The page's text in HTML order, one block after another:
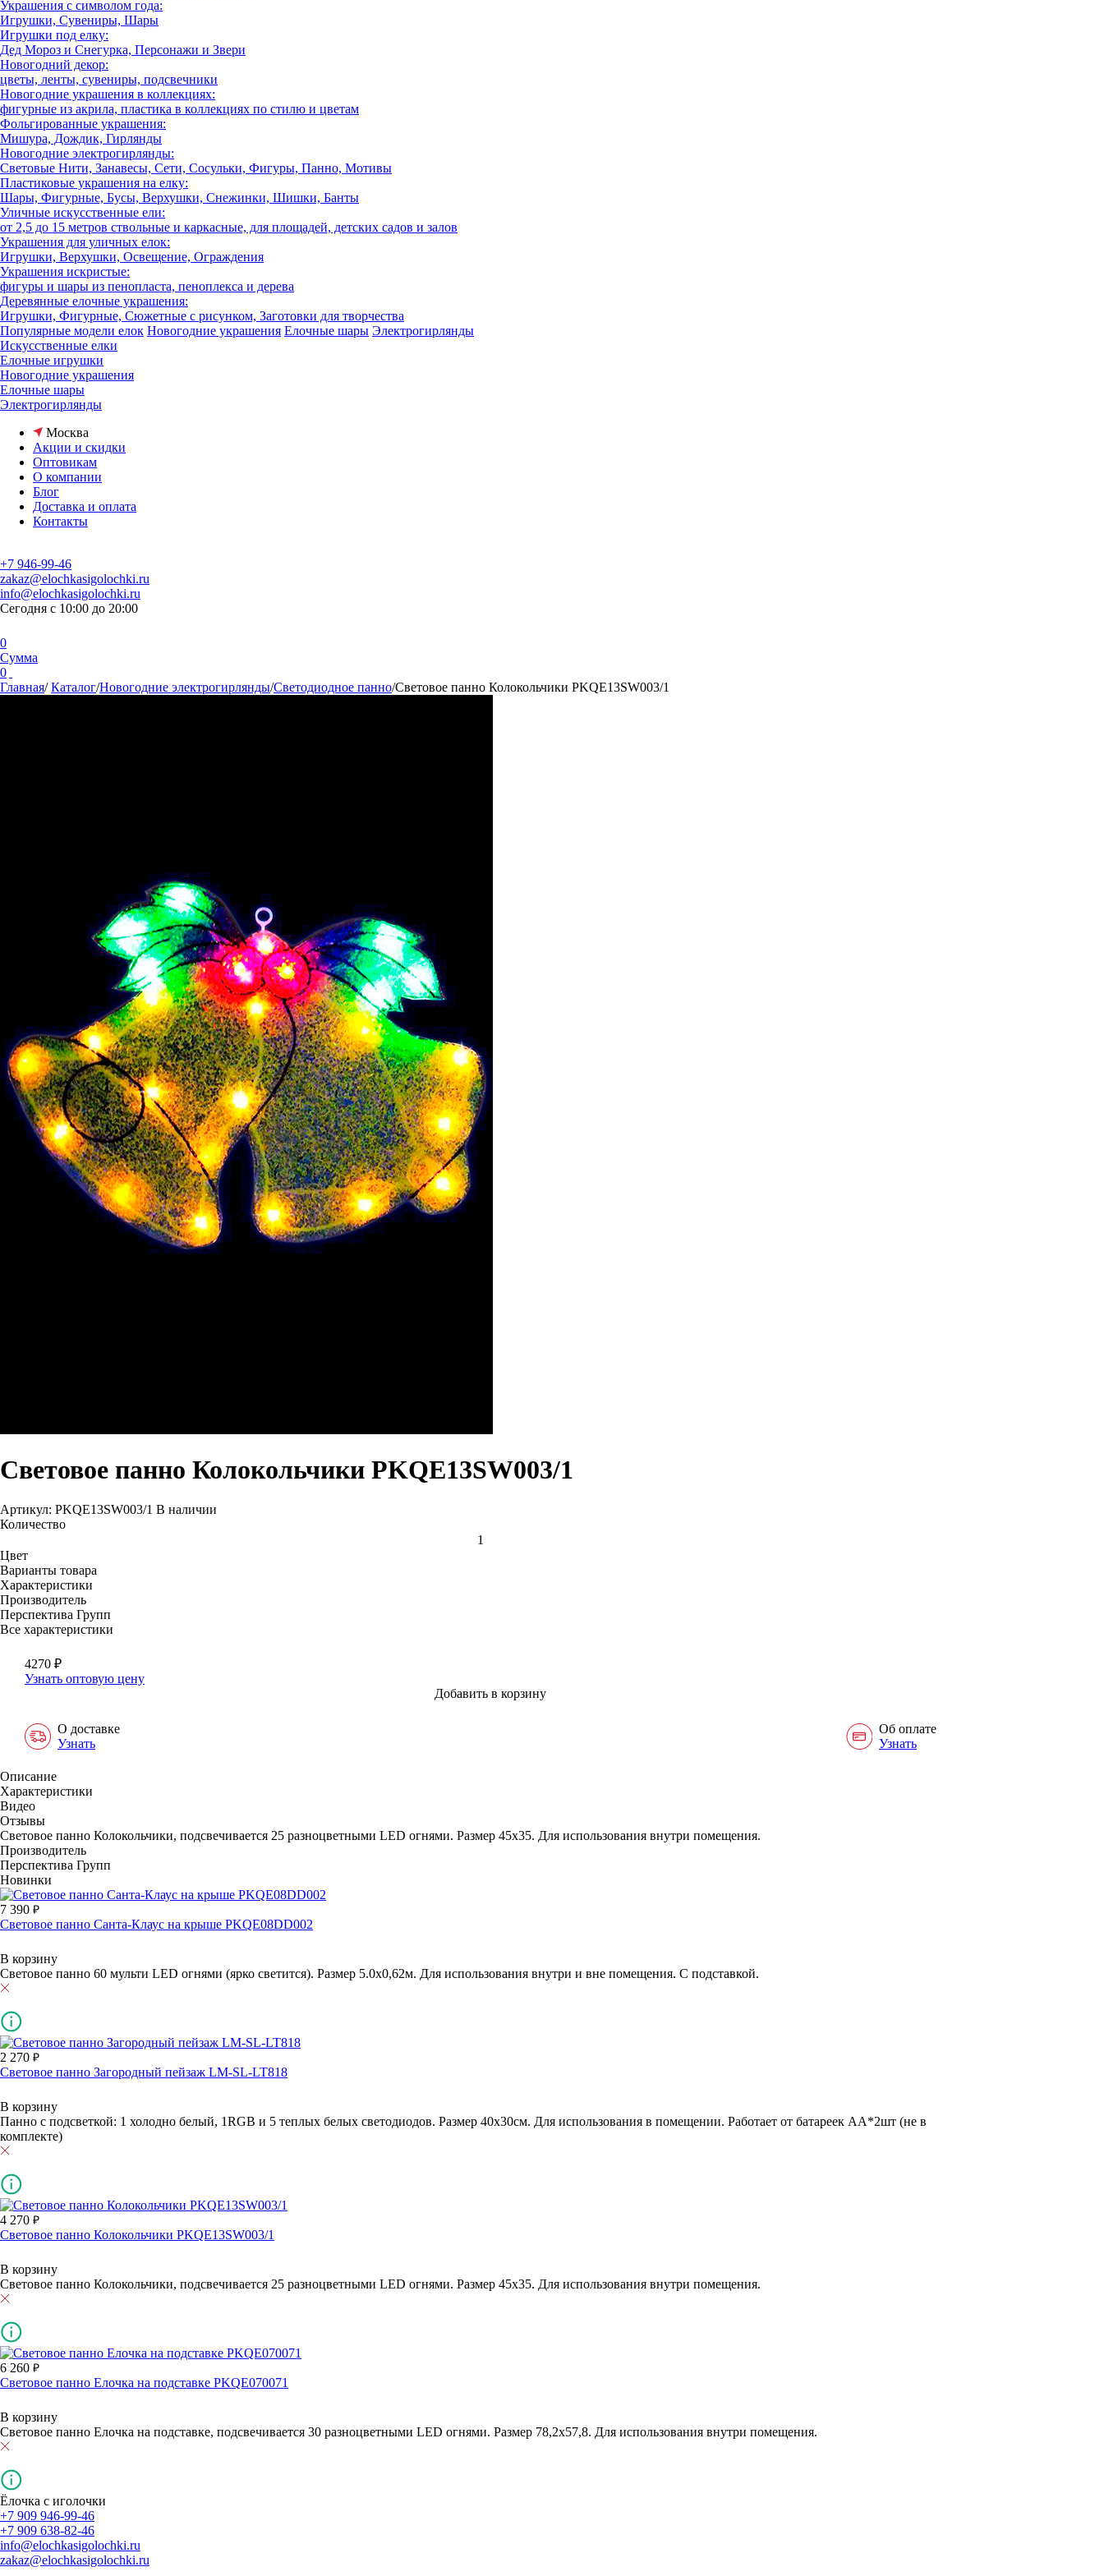
Украшения с символом года:
Игрушки, Сувениры, Шары
Игрушки под елку:
Дед Мороз и Снегурка, Персонажи и Звери
Новогодний декор:
цветы, ленты, сувениры, подсвечники
Новогодние украшения в коллекциях:
фигурные из акрила, пластика в коллекциях по стилю и цветам
Фольгированные украшения:
Мишура, Дождик, Гирлянды
Новогодние электрогирлянды:
Световые Нити, Занавесы, Сети, Сосульки, Фигуры, Панно, Мотивы
Пластиковые украшения на елку:
Шары, Фигурные, Бусы, Верхушки, Снежинки, Шишки, Банты
Уличные искусственные ели:
от 2,5 до 15 метров ствольные и каркасные, для площадей, детских садов и залов
Украшения для уличных елок:
Игрушки, Верхушки, Освещение, Ограждения
Украшения искристые:
фигуры и шары из пенопласта, пеноплекса и дерева
Деревянные елочные украшения:
Игрушки, Фигурные, Сюжетные с рисунком, Заготовки для творчества
Популярные модели елок Новогодние украшения Елочные шары Электрогирлянды
Искусственные елки
Елочные игрушки
Новогодние украшения
Елочные шары
Электрогирлянды
Москва
Акции и скидки
Оптовикам
О компании
Блог
Доставка и оплата
Контакты
+7 946-99-46
zakaz@elochkasigolochki.ru
info@elochkasigolochki.ru
Сегодня с 10:00 до 20:00
0
Сумма
0
Главная/ Каталог/Новогодние электрогирлянды/Светодиодное панно/Световое панно Колокольчики PKQE13SW003/1
Световое панно Колокольчики PKQE13SW003/1
Артикул: PKQE13SW003/1 В наличии
Количество
Цвет
Варианты товара
Характеристики
Производитель
Перспектива Групп
Все характеристики
4270 ₽
Узнать оптовую цену
Добавить в корзину
О доставке
Узнать
Об оплате
Узнать
Описание
Характеристики
Видео
Отзывы
Световое панно Колокольчики, подсвечивается 25 разноцветными LED огнями. Размер 45х35. Для использования внутри помещения.
Производитель
Перспектива Групп
Новинки
7 390
Световое панно Санта-Клаус на крыше PKQE08DD002
В корзину
Световое панно 60 мульти LED огнями (ярко светится). Размер 5.0х0,62м. Для использования внутри и вне помещения. С подставкой.
2 270
Световое панно Загородный пейзаж LM-SL-LT818
В корзину
Панно с подсветкой: 1 холодно белый, 1RGB и 5 теплых белых светодиодов. Размер 40х30см. Для использования в помещении. Работает от батареек АА*2шт (не в
комплекте)
4 270
Световое панно Колокольчики PKQE13SW003/1
В корзину
Световое панно Колокольчики, подсвечивается 25 разноцветными LED огнями. Размер 45х35. Для использования внутри помещения.
6 260
Световое панно Елочка на подставке PKQE070071
В корзину
Световое панно Елочка на подставке, подсвечивается 30 разноцветными LED огнями. Размер 78,2х57,8. Для использования внутри помещения.
Ёлочка с иголочки
+7 909 946-99-46
+7 909 638-82-46
info@elochkasigolochki.ru
zakaz@elochkasigolochki.ru